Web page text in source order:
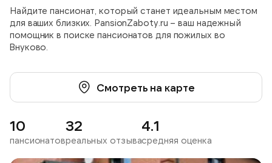
Найдите пансионат, который станет идеальным местом
для ваших близких. PansionZaboty.ru – ваш надежный
помощник в поиске пансионатов для пожилых во
Внуково.
Смотреть на карте
10
пансионатов
32
реальных отзыва
4.1
средняя оценка